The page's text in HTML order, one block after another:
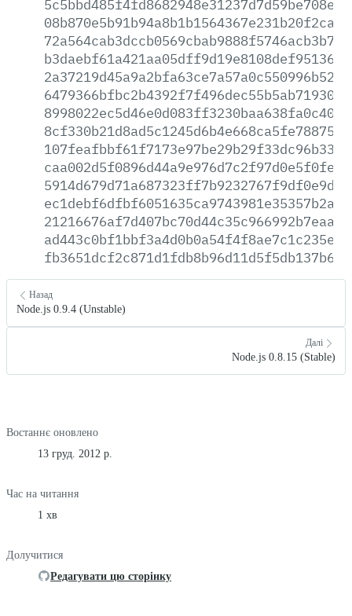
Назад
Node.js 0.9.4 (Unstable)
Далі
Node.js 0.8.15 (Stable)
Востаннє оновлено
13 груд. 2012 р.
Час на читання
1 хв
Долучитися
Редагувати цю сторінку